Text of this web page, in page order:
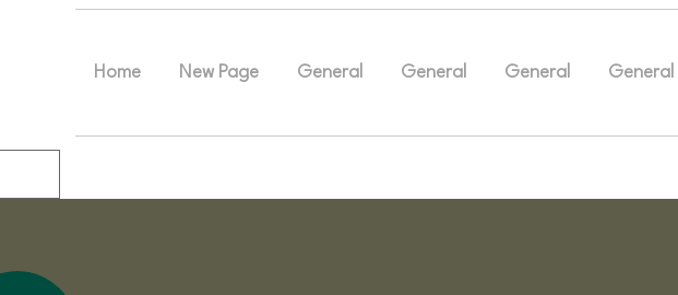
Home New Page General General General General